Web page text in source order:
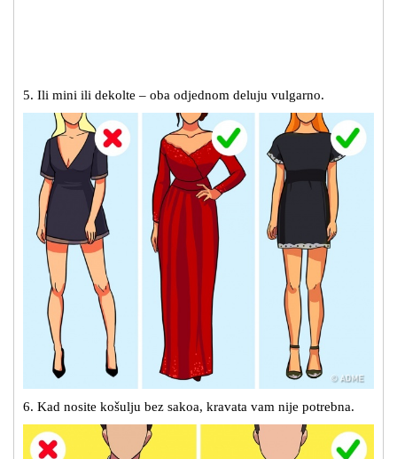
5. Ili mini ili dekolte – oba odjednom deluju vulgarno.
6. Kad nosite košulju bez sakoa, kravata vam nije potrebna.